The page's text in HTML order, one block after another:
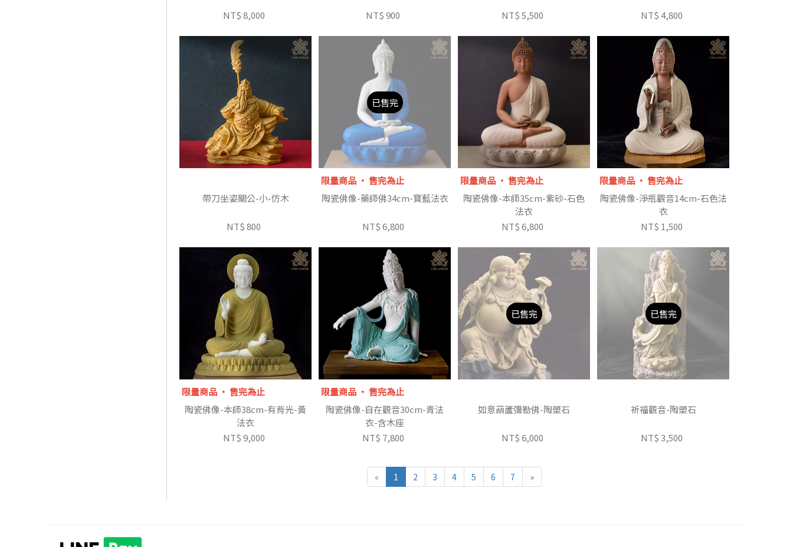
NT$ 8,000 NT$ 900 NT$ 5,500 NT$ 4,800
帶刀坐姿關公-小-仿木
NT$ 800
已售完
限量商品 ‧ 售完為止
陶瓷佛像-藥師佛34cm-寶藍法衣
NT$ 6,800
限量商品 ‧ 售完為止
陶瓷佛像-本師35cm-紫砂-石色
法衣
NT$ 6,800
限量商品 ‧ 售完為止
陶瓷佛像-淨瓶觀音14cm-石色法
衣
NT$ 1,500
限量商品 ‧ 售完為止
陶瓷佛像-本師38cm-有背光-黃
法衣
NT$ 9,000
限量商品 ‧ 售完為止
陶瓷佛像-自在觀音30cm-青法
衣-含木座
NT$ 7,800
已售完
如意葫蘆彌勒佛-陶塑石
NT$ 6,000
已售完
祈福觀音-陶塑石
NT$ 3,500
« 1 2 3 4 5 6 7 »